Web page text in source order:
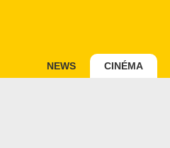
NEWS CINÉMA